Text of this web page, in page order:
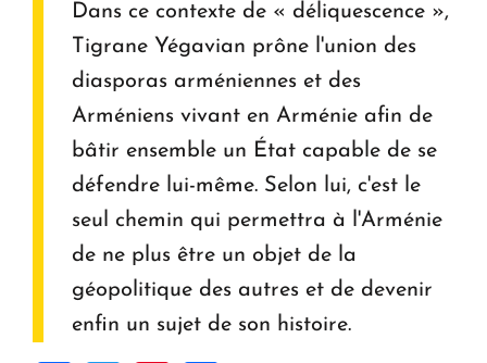
Dans ce contexte de « déliquescence »,
Tigrane Yégavian prône l'union des
diasporas arméniennes et des
Arméniens vivant en Arménie afin de
bâtir ensemble un État capable de se
défendre lui-même. Selon lui, c'est le
seul chemin qui permettra à l'Arménie
de ne plus être un objet de la
géopolitique des autres et de devenir
enfin un sujet de son histoire.